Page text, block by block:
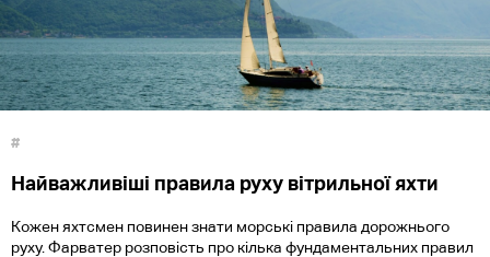
#
Найважливіші правила руху вітрильної яхти
Кожен яхтсмен повинен знати морські правила дорожнього
руху. Фарватер розповість про кілька фундаментальних правил